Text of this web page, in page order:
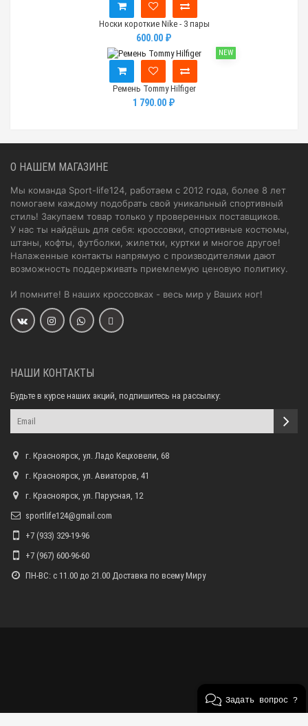
Носки короткие Nike - 3 пары
600.00 ₽
NEW
Ремень Tommy Hilfiger
1 790.00 ₽
О НАШЕМ МАГАЗИНЕ
Мы команда Sport-life124, работаем с 2012 года, более 8 лет
помогаем каждому подобрать свой уникальный спортивный
стиль! Закупаем товар только у проверенных поставщиков.
У нас ты найдёшь для себя: кроссовки, спортивные костюмы,
штаны, кофты, футболки, жилетки, куртки и многое другое!
Налаженные контакты напрямую с производителями дают
возможность поддерживать приемлемую ценовую политику.
И помните! В наших кроссовках - весь мир у Ваших ног!
НАШИ КОНТАКТЫ
Будьте в курсе наших акций, подпишитесь на рассылку:
г. Красноярск, ул. Ладо Кецховели, 68
г. Красноярск, ул. Авиаторов, 41
г. Красноярск, ул. Парусная, 12
sportlife124@gmail.com
+7 (933) 329-19-96
+7 (967) 600-96-60
ПН-ВС: с 11.00 до 21.00 Доставка по всему Миру
Задать вопрос ?